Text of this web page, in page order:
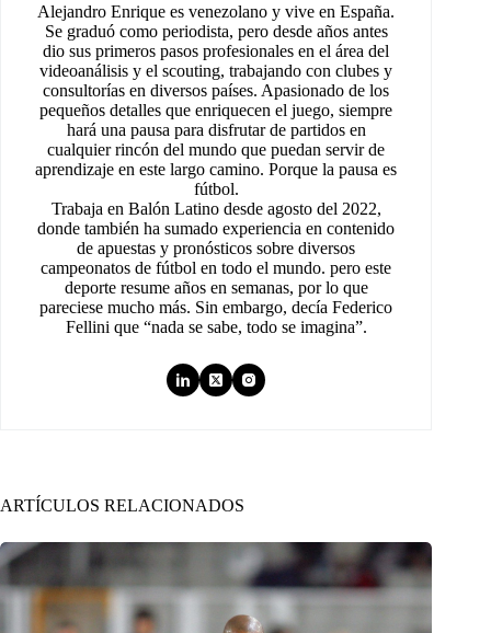
Alejandro Enrique es venezolano y vive en España.
Se graduó como periodista, pero desde años antes
dio sus primeros pasos profesionales en el área del
videoanálisis y el scouting, trabajando con clubes y
consultorías en diversos países. Apasionado de los
pequeños detalles que enriquecen el juego, siempre
hará una pausa para disfrutar de partidos en
cualquier rincón del mundo que puedan servir de
aprendizaje en este largo camino. Porque la pausa es
fútbol.
Trabaja en Balón Latino desde agosto del 2022,
donde también ha sumado experiencia en contenido
de apuestas y pronósticos sobre diversos
campeonatos de fútbol en todo el mundo. pero este
deporte resume años en semanas, por lo que
pareciese mucho más. Sin embargo, decía Federico
Fellini que “nada se sabe, todo se imagina”.
ARTÍCULOS RELACIONADOS